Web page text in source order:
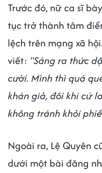
Trước đó, nữ ca sĩ
tục trở thành tâm
lệch trên mạng xã
viết: "Sáng ra thức
cười. Mình thì quá
khán giả, đôi khi cứ
không tránh khỏi
Ngoài ra, Lệ Quyên
dưới một bài đăng